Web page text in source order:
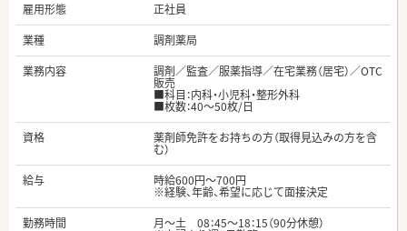
雇用形態
正社員
業種
調剤薬局
業務内容
調剤／監査／服薬指導／在宅業務（居宅）／OTC
販売
■科目：内科・小児科・整形外科
■枚数：40～50枚/日
資格
薬剤師免許をお持ちの方（取得見込みの方を含
む）
給与
時給600円～700円
※経験、年齢、希望に応じて面接決定
勤務時間
月～土 08：45～18：15（90分休憩）